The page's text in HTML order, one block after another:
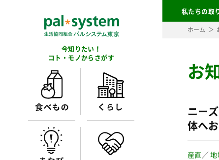
私たちの取
今知りたい！
コト・モノからさがす
ホーム
お
ニー
体へ
産直 ／地